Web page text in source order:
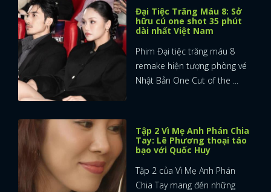
Đại Tiệc Trăng Máu 8: Sở
hữu cú one shot 35 phút
dài nhất Việt Nam
Phim Đại tiệc trăng máu 8
remake hiện tượng phòng vé
Nhật Bản One Cut of the ...
Tập 2 Vì Mẹ Anh Phán Chia
Tay: Lê Phương thoại táo
bạo với Quốc Huy
Tập 2 của Vì Mẹ Anh Phán
Chia Tay mang đến những